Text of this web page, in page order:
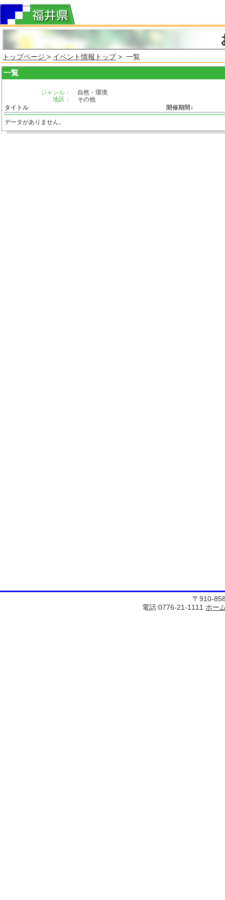
トップページ > イベント情報トップ> 一覧
一覧
ジャンル：
自然・環境
地区：
その他
タイトル
開催期間↓
データがありません。
〒910-
電話:0776-21-1111 ホー